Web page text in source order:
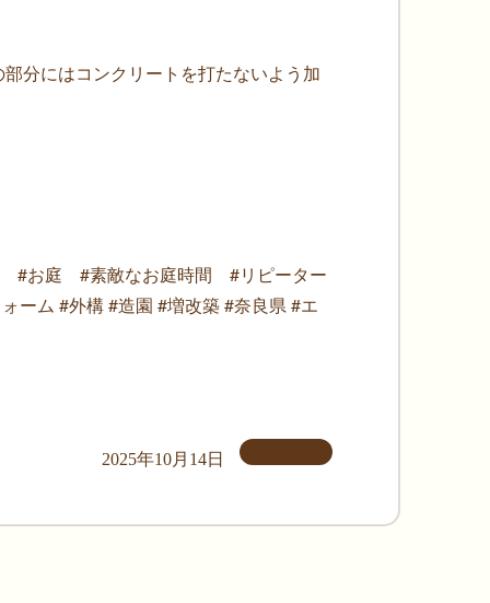
分にはコンクリートを打たないよう加
#お庭 #素敵なお庭時間 #リピーター
ーム #外構 #造園 #増改築 #奈良県 #エ
2025年10月14日